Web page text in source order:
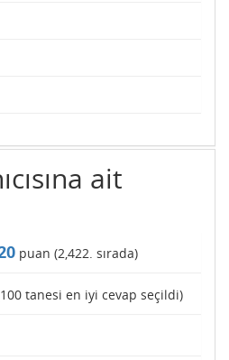
ait
puan (2,422. sırada)
100 tanesi en iyi cevap seçildi)